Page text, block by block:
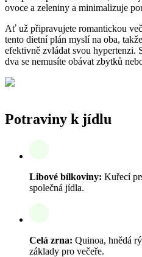
ovoce a zeleniny a minimalizuje
Ať už připravujete romantickou
tento dietní plán myslí na oba,
efektivně zvládat svou hypertenzi.
dva se nemusíte obávat zbytků
Potraviny k jídlu
Libové bílkoviny: Kuřecí
společná jídla.
Celá zrna: Quinoa, hnědá
základy pro večeře.